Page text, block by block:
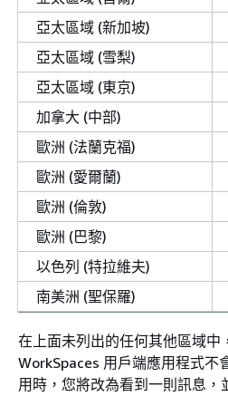
亞太區域 (新加坡)
亞太區域 (雪梨)
亞太區域 (東京)
加拿大 (中部)
歐洲 (法蘭克福)
歐洲 (愛爾蘭)
歐洲 (倫敦)
歐洲 (巴黎)
以色列 (特拉維夫)
南美洲 (聖保羅)
在上面未列出的任何其他區域中
WorkSpaces 用戶端應用程式不
用時，您將改為看到一則訊息，